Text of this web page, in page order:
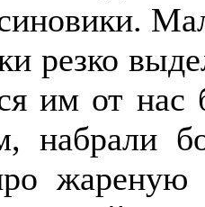
резко
им от нас
набрали